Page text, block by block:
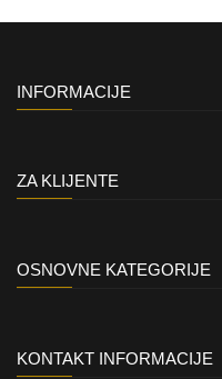
INFORMACIJE
ZA KLIJENTE
OSNOVNE KATEGORIJE
KONTAKT INFORMACIJE